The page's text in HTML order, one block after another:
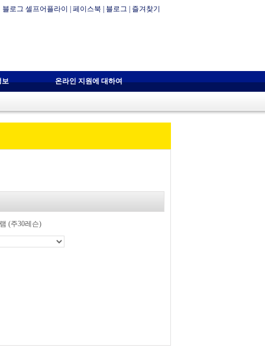
블로그 셀프어플라이 페이스북 블로그 즐겨찾기
보 온라인 지원에 대하여
(주30레슨)